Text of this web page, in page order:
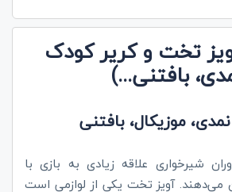
تخت و کریر کودک
بافتنی...)
موزیکال، بافتنی
شیرخواری علاقه زیادی به بازی با
می‌دهند. آویز تخت یکی از لوازمی است